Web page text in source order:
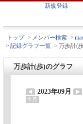
新規登録
トップ > メンバー検索 >
> 記録グラフ一覧 > 万歩計(
万歩計(歩)のグラフ
2023年09月